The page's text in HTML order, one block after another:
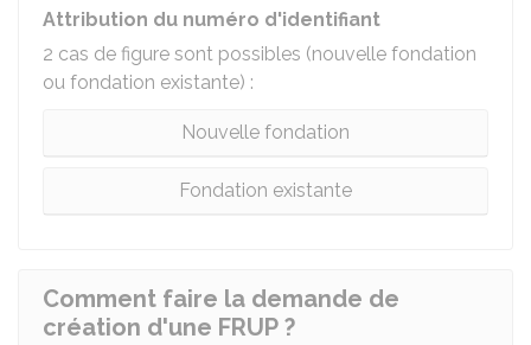
Attribution du numéro d'identifiant
2 cas de figure sont possibles (nouvelle fondation
ou fondation existante) :
Nouvelle fondation
Fondation existante
Comment faire la demande de
création d'une FRUP ?